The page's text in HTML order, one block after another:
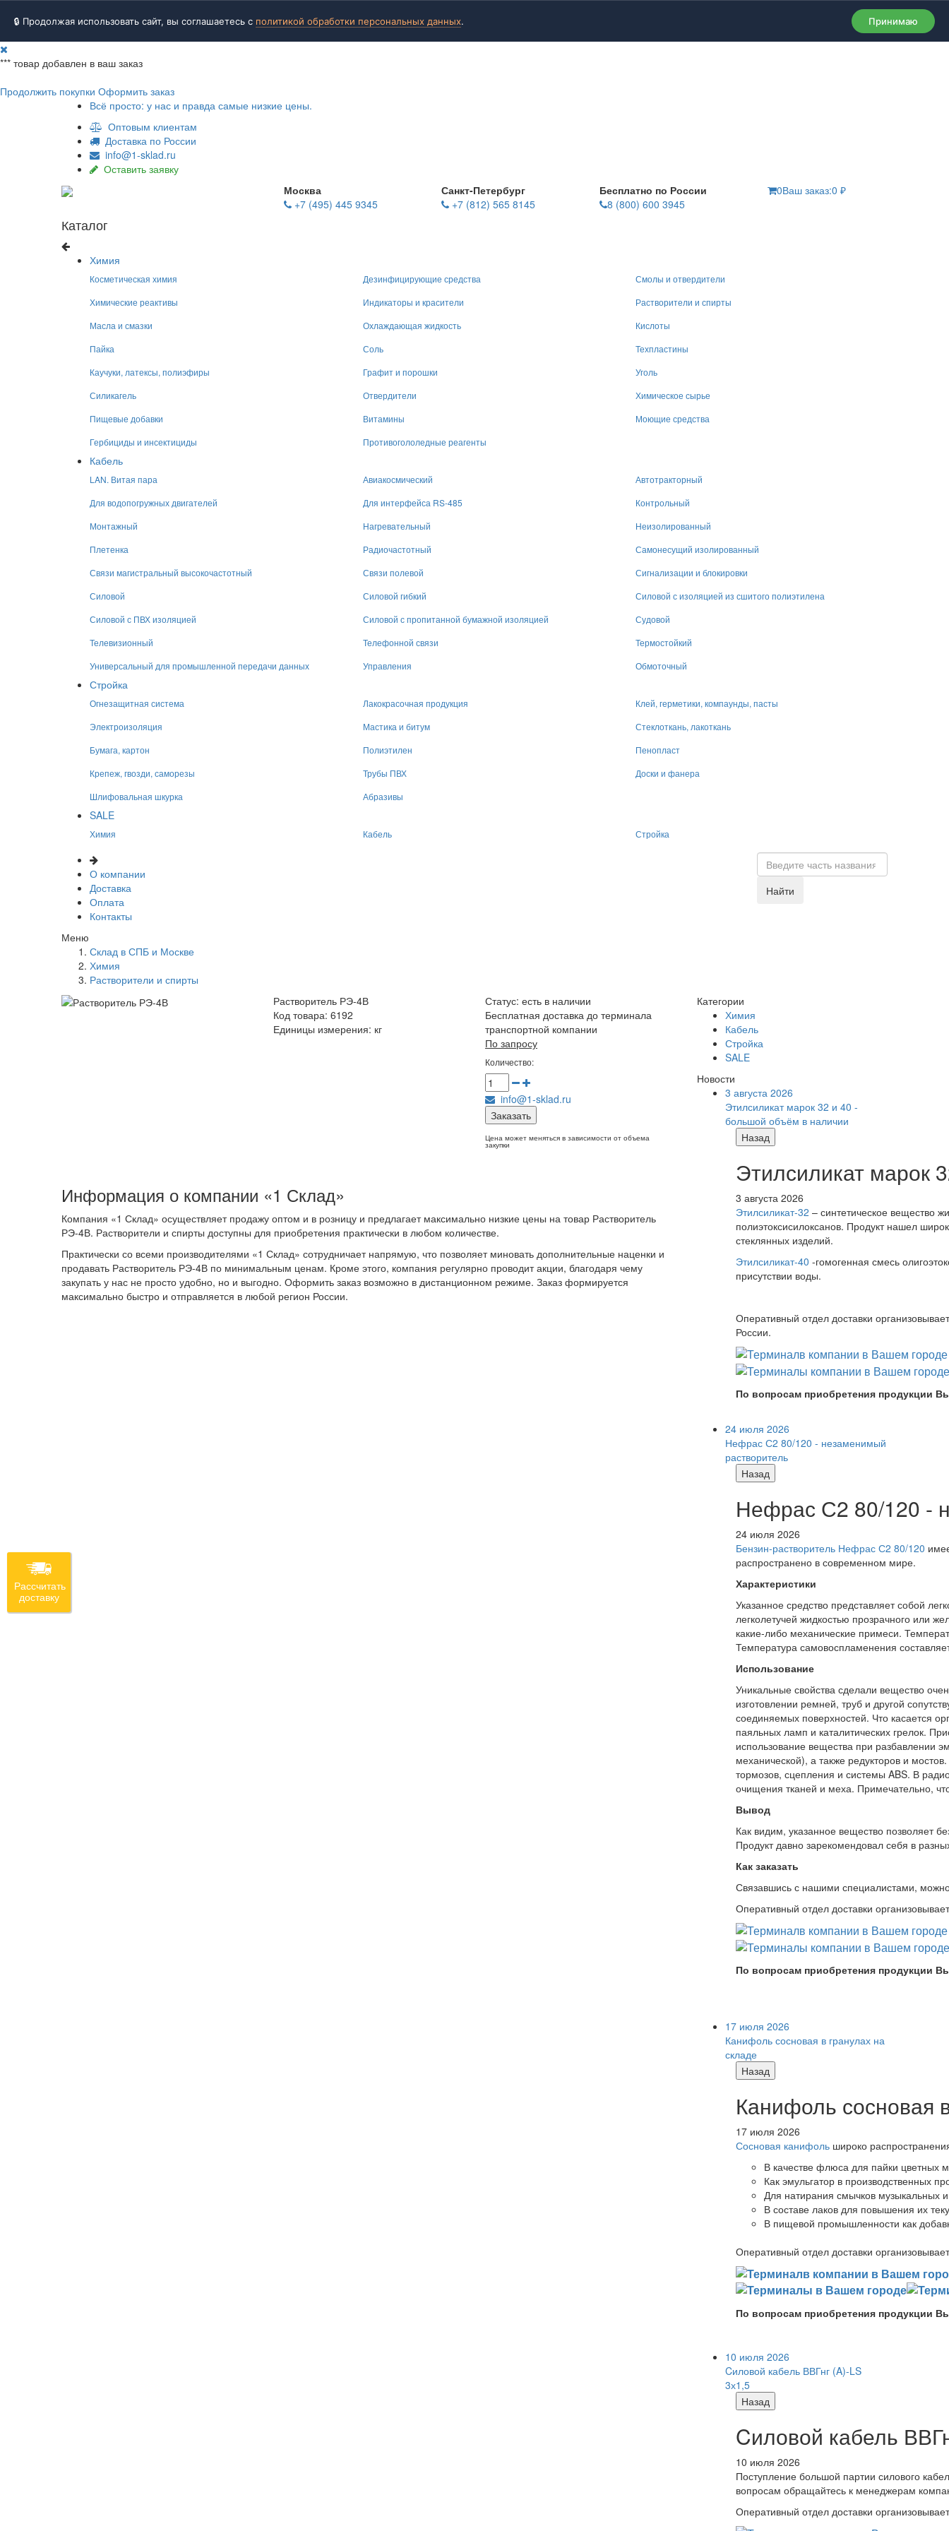
🔒 Продолжая использовать сайт, вы соглашаетесь с политикой обработки персональных данных. Принимаю
*** товар добавлен в ваш заказ
Продолжить покупки Оформить заказ
Всё просто: у нас и правда самые низкие цены.
Оптовым клиентам
Доставка по России
info@1-sklad.ru
Оставить заявку
Москва
+7 (495) 445 9345
Санкт-Петербург
+7 (812) 565 8145
Бесплатно по России
8 (800) 600 3945
0Ваш заказ:0 ₽
Каталог
Химия
Косметическая химия Дезинфицирующие средства
Смолы и отвердители
Химические реактивы
Индикаторы и красители
Растворители и спирты
Масла и смазки
Охлаждающая жидкость
Кислоты
Пайка
Соль
Техпластины
Каучуки, латексы, полиэфиры
Графит и порошки
Уголь
Силикагель
Отвердители
Химическое сырье
Пищевые добавки
Витамины
Моющие средства
Гербициды и инсектициды
Противогололедные реагенты
Кабель
LAN. Витая пара Авиакосмический
Автотракторный
Для водопогружных двигателей
Для интерфейса RS-485
Контрольный
Монтажный
Нагревательный
Неизолированный
Плетенка
Радиочастотный
Самонесущий изолированный
Связи магистральный высокочастотный
Связи полевой
Сигнализации и блокировки
Силовой
Силовой гибкий
Силовой с изоляцией из сшитого полиэтилена
Силовой с ПВХ изоляцией
Силовой с пропитанной бумажной изоляцией
Судовой
Телевизионный
Телефонной связи
Термостойкий
Универсальный для промышленной передачи данных
Управления Обмоточный
Стройка
Огнезащитная система Лакокрасочная продукция
Клей, герметики, компаунды, пасты
Электроизоляция
Мастика и битум
Стеклоткань, лакоткань
Бумага, картон
Полиэтилен
Пенопласт
Крепеж, гвозди, саморезы
Трубы ПВХ
Доски и фанера
Шлифовальная шкурка
Абразивы
SALE
Химия Кабель Стройка
О компании
Доставка
Оплата
Контакты
Найти
Меню
Склад в СПБ и Москве
Химия
Растворители и спирты
Растворитель РЭ-4В
Код товара: 6192
Единицы измерения: кг
Статус: есть в наличии
Бесплатная доставка до терминала
транспортной компании
По запросу
Количество:
info@1-sklad.ru
Заказать
Цена может меняться в зависимости от объема
закупки
Информация о компании «1 Склад»
Компания «1 Склад» осуществляет продажу оптом и в розницу и предлагает максимально низкие цены на товар Растворитель
РЭ-4В. Растворители и спирты доступны для приобретения практически в любом количестве.
Практически со всеми производителями «1 Склад» сотрудничает напрямую, что позволяет миновать дополнительные наценки и
продавать Растворитель РЭ-4В по минимальным ценам. Кроме этого, компания регулярно проводит акции, благодаря чему
закупать у нас не просто удобно, но и выгодно. Оформить заказ возможно в дистанционном режиме. Заказ формируется
максимально быстро и отправляется в любой регион России.
Категории
Химия
Кабель
Стройка
SALE
Новости
3 августа 2026
Этилсиликат марок 32 и 40 -
большой объём в наличии
Назад
Этилсиликат марок
3 августа 2026
Этилсиликат-32 – синтетическое вещество
полиэтоксисилоксанов. Продукт нашел
стеклянных изделий.
Этилсиликат-40 -гомогенная смесь
присутствии воды.
Оперативный отдел доставки
России.
По вопросам приобретения продукции
24 июля 2026
Нефрас С2 80/120 - незаменимый
растворитель
Назад
Нефрас С2 80/120 -
24 июля 2026
Бензин-растворитель Нефрас С2 80/120
распространено в современном мире.
Характеристики
Указанное средство представляет собой
легколетучей жидкостью прозрачного или
какие-либо механические примеси.
Температура самовоспламенения
Использование
Уникальные свойства сделали вещество
изготовлении ремней, труб и другой
соединяемых поверхностей. Что касается
паяльных ламп и каталитических грелок.
использование вещества при разбавлении
механической), а также редукторов и
тормозов, сцепления и системы ABS. В
очищения тканей и меха. Примечательно,
Вывод
Как видим, указанное вещество позволяет
Продукт давно зарекомендовал себя в
Как заказать
Связавшись с нашими специалистами,
Оперативный отдел доставки
По вопросам приобретения продукции
17 июля 2026
Канифоль сосновая в гранулах на
складе
Назад
Канифоль сосновая
17 июля 2026
Сосновая канифоль широко
В качестве флюса для пайки цветных
Как эмульгатор в производственных
Для натирания смычков музыкальных
В составе лаков для повышения их
В пищевой промышленности как
Оперативный отдел доставки
По вопросам приобретения продукции
10 июля 2026
Cиловой кабель ВВГнг (A)-LS
3х1,5
Назад
Cиловой кабель
10 июля 2026
Поступление большой партии силового
вопросам обращайтесь к менеджерам
Оперативный отдел доставки
Рассчитать
доставку